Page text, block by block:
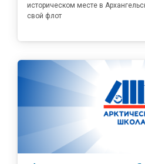
историческом месте в
свой флот